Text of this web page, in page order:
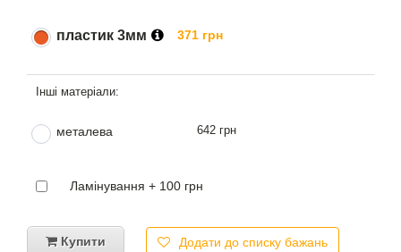
пластик 3мм 371 грн
металева 642 грн
Ламінування + 100 грн
Купити Додати до списку бажань